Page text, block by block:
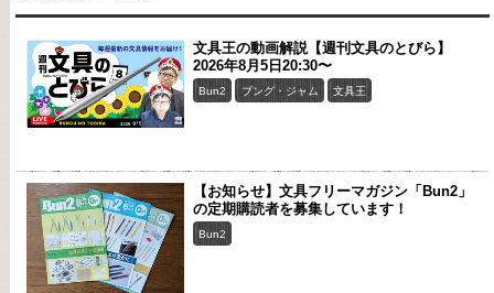
文具王の動画解説【週刊文具のとびら】
2026年8月5日20:30〜
Bun2 ブング・ジャム 文具王
【お知らせ】文具フリーマガジン「Bun2」
の定期購読者を募集しています！
Bun2